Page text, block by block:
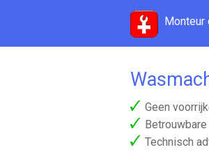
Monteur
Geen
Technisch